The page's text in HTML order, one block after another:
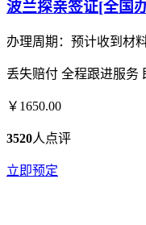
波兰探亲签证[全国
办理周期：预计收到材
丢失赔付 全程跟进服务
￥1650.00
3520人点评
立即预定